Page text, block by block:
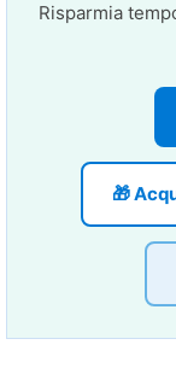
Risparmia
🎁